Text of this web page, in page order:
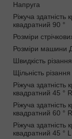
Напруга
Ріжуча здатність
квадратний 90 °
Розміри
Розміри машини
Швидкість різання
Щільність різання
Ріжуча здатність
квадратний 45 ° R
Ріжуча здатність
квадратний 60 ° R
Ріжуча здатність
квадратний 45 ° L